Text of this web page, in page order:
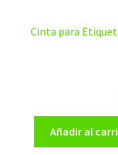
Cinta para
Añadir al